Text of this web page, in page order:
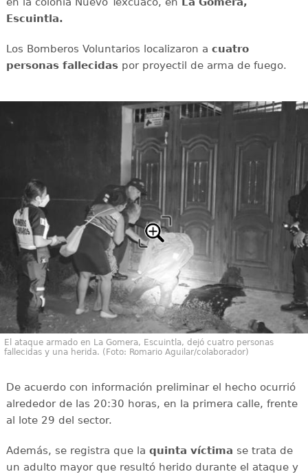
Escuintla.
Los Bomberos Voluntarios localizaron a cuatro
personas fallecidaspor proyectil de arma de fuego.
El ataque armado en La Gomera, Escuintla, dejó cuatro personas
fallecidas y una herida. (Foto: Romario Aguilar/colaborador)
De acuerdo con información preliminar el hecho ocurrió
alrededor de las 20:30 horas, en la primera calle, frente
al lote 29 del sector.
Además, se registra que la quinta víctima se trata de
un adulto mayor que resultó herido durante el ataque y